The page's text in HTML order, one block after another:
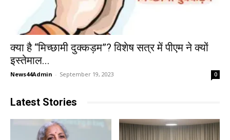
क्या है “मिच्छामी दुक्कड़म”? विशेष सत्र में पीएम ने क्यों
इस्तेमाल...
News44Admin - September 19, 2023 0
Latest Stories